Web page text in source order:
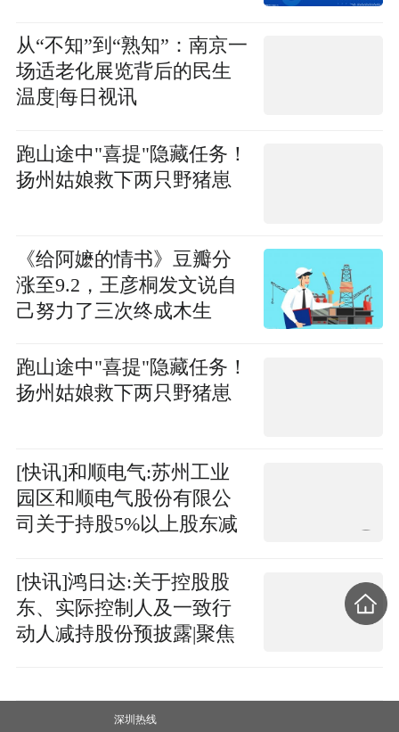
从“不知”到“熟知”：南京一
场适老化展览背后的民生
温度|每日视讯
跑山途中"喜提"隐藏任务！
扬州姑娘救下两只野猪崽
《给阿嬷的情书》豆瓣分
涨至9.2，王彦桐发文说自
己努力了三次终成木生
跑山途中"喜提"隐藏任务！
扬州姑娘救下两只野猪崽
[快讯]和顺电气:苏州工业
园区和顺电气股份有限公
司关于持股5%以上股东减
[快讯]鸿日达:关于控股股
东、实际控制人及一致行
动人减持股份预披露|聚焦
深圳热线